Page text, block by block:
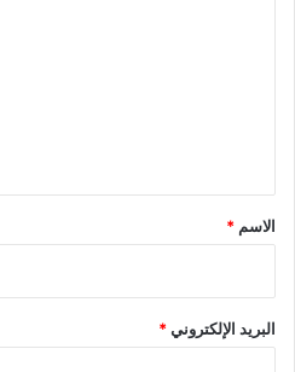
*
الاسم *
البريد الإلكتروني*